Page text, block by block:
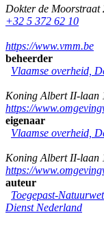
Dokter de Moorstraat
+32 5 372 62 10
https://www.vmm.be
beheerder
Vlaamse overheid,
Koning Albert II-laan
https://
eigenaar
Vlaamse overheid,
Koning Albert II-laan
https://
auteur
Toegepast-
Dienst Nederland